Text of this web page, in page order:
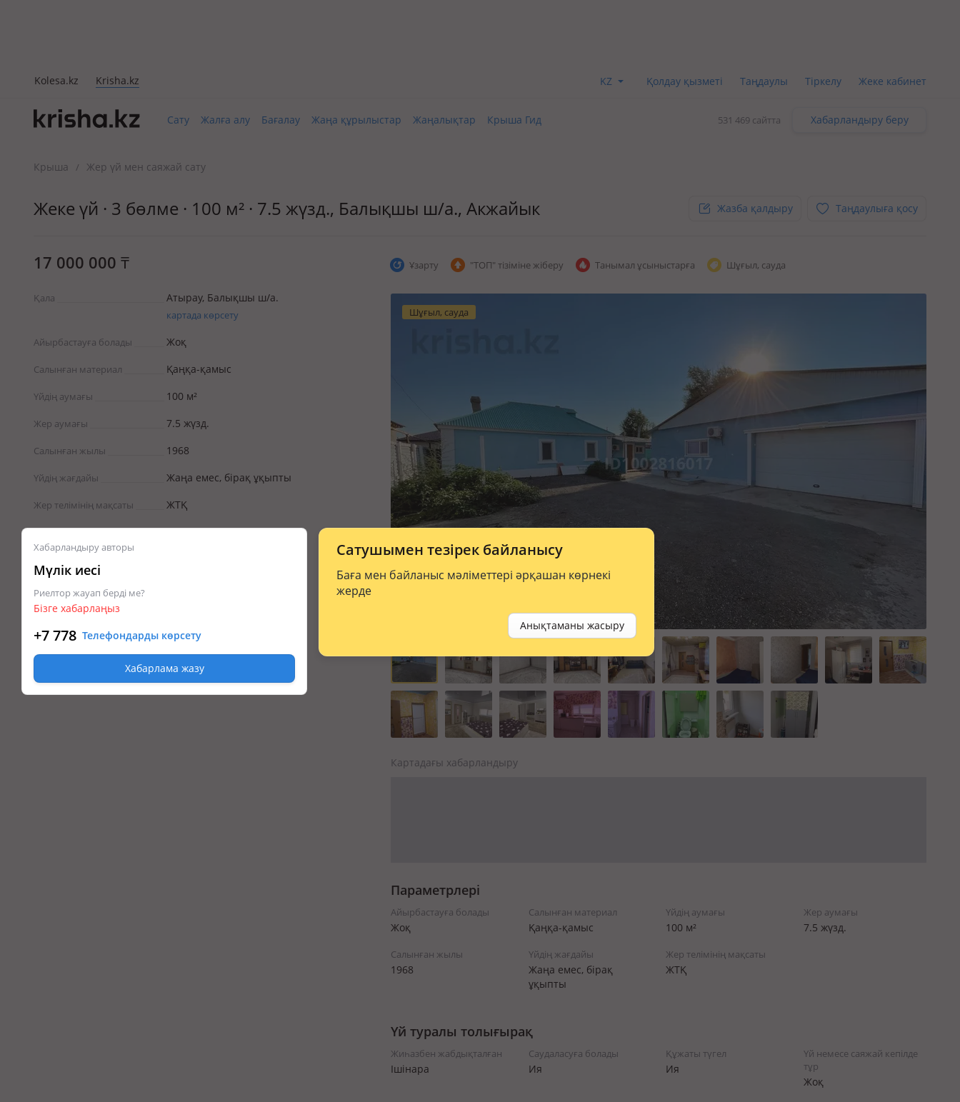
Kolesa.kz Krisha.kz KZ Қолдау қызметі Таңдаулы Тіркелу Жеке кабинет
Сату Жалға алу Бағалау Жаңа құрылыстар Жаңалықтар Крыша Гид 531 469 сайтта Хабарландыру беру
Крыша / Жер үй мен саяжай сату
Жеке үй · 3 бөлме · 100 м² · 7.5 жүзд., Балықшы ш/а., Акжайык Жазба қалдыру Таңдаулыға қосу
17 000 000 ₸
Қала Атырау, Балықшы ш/а.
картада көрсету
Айырбастауға болады Жоқ
Салынған материал Қаңқа-қамыс
Үйдің аумағы 100 м²
Жер аумағы 7.5 жүзд.
Салынған жылы 1968
Үйдің жағдайы Жаңа емес, бірақ ұқыпты
Жер телімінің мақсаты ЖТҚ
Сатушымен тезірек байланысу
Баға мен байланыс мәліметтері әрқашан көрнекі
жерде
Анықтаманы жасыру
Хабарландыру авторы
Мүлік иесі
Риелтор жауап берді ме?
Бізге хабарлаңыз
+7 778 Телефондарды көрсету
Хабарлама жазу
Ұзарту "ТОП" тізіміне жіберу Танымал ұсыныстарға Шұғыл, сауда
Шұғыл, сауда
Картадағы хабарландыру
Параметрлері
Айырбастауға болады
Жоқ
Салынған материал
Қаңқа-қамыс
Үйдің аумағы
100 м²
Жер аумағы
7.5 жүзд.
Салынған жылы
1968
Үйдің жағдайы
Жаңа емес, бірақ
ұқыпты
Жер телімінің мақсаты
ЖТҚ
Үй туралы толығырақ
Жиһазбен жабдықталған
Ішінара
Саудаласуға болады
Ия
Құжаты түгел
Ия
Үй немесе саяжай кепілде
тұр
Жоқ